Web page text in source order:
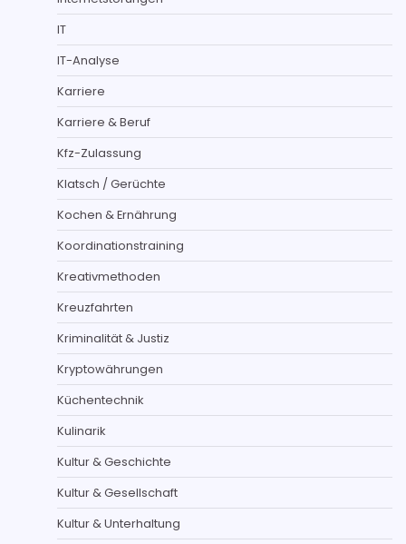
IT
IT-Analyse
Karriere
Karriere & Beruf
Kfz-Zulassung
Klatsch / Gerüchte
Kochen & Ernährung
Koordinationstraining
Kreativmethoden
Kreuzfahrten
Kriminalität & Justiz
Kryptowährungen
Küchentechnik
Kulinarik
Kultur & Geschichte
Kultur & Gesellschaft
Kultur & Unterhaltung